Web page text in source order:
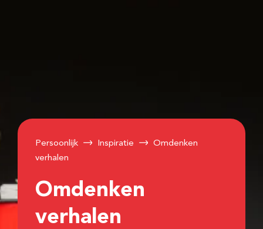
Persoonlijk Inspiratie
Omdenken
verhalen
Omdenken
verhalen